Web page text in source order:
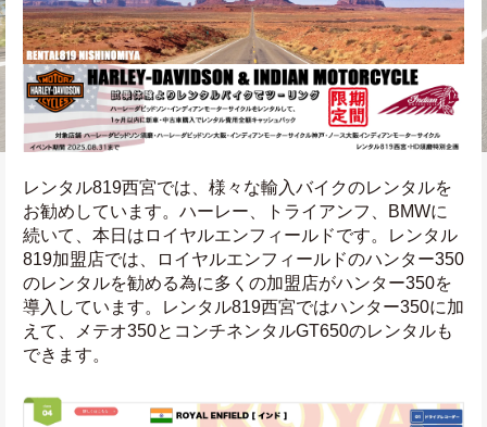
レンタル819西宮では、様々な輸入バイクのレンタルを
お勧めしています。ハーレー、トライアンフ、BMWに
続いて、本日はロイヤルエンフィールドです。レンタル
819加盟店では、ロイヤルエンフィールドのハンター350
のレンタルを勧める為に多くの加盟店がハンター350を
導入しています。レンタル819西宮ではハンター350に加
えて、メテオ350とコンチネンタルGT650のレンタルも
できます。